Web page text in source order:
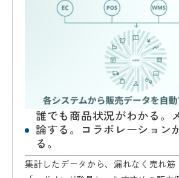
誰でも商品状況がわかる。
論する。コラボレーション
る。
集計したデータから、漏れなく売れ筋